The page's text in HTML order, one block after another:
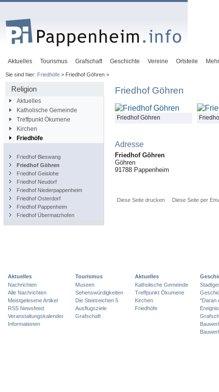
Aktuelles Tourismus Grafschaft Geschichte Vereine Ortsteile Mehr
Sie sind hier: Friedhöfe> Friedhof Göhren >
Religion
Aktuelles
Katholische Gemeinde
Treffpunkt Ökumene
Kirchen
Friedhöfe
Friedhof Bieswang
Friedhof Göhren
Friedhof Geislohe
Friedhof Neudorf
Friedhof Niederpappenheim
Friedhof Osterdorf
Friedhof Pappenheim
Friedhof Übermatzhofen
Friedhof Göhren
Friedhof Göhren
Adresse
Friedhof Göhren
Göhren
91788 Pappenheim
Diese Seite drucken Diese Seite per
Aktuelles
Nachrichten
Alle Nachrichten
Meistgelesene Artikel
RSS Newsfeed
Veranstaltungskalender
Informationen
Tourismus
Museen
Sehenswürdigkeiten
Die Steinreichen 5
Ausflugsziele
Grafschaft
Aktuelles
Katholische Gemeinde
Treffpunkt Ökumene
Kirchen
Friedhöfe
"Daran